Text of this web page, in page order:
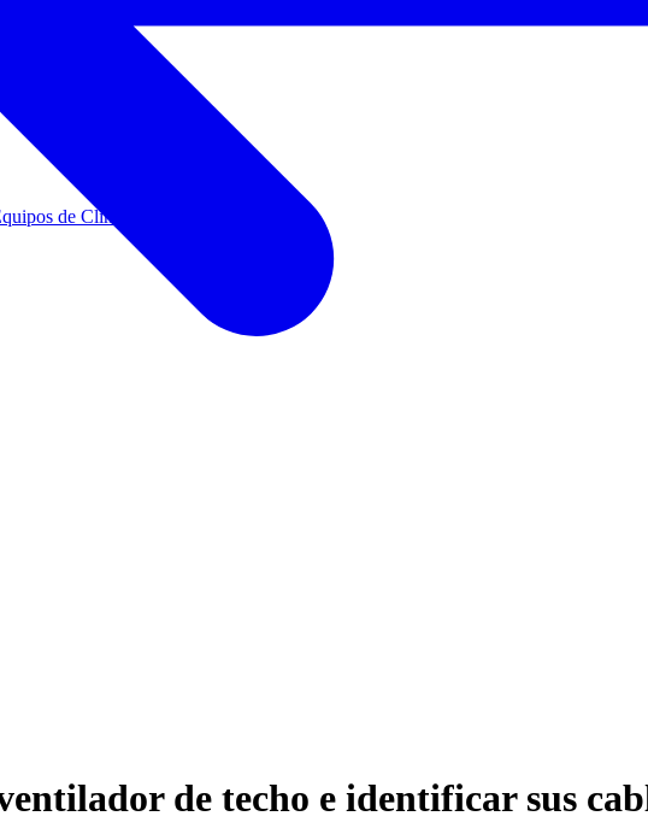
de Climatización
de techo e identificar sus